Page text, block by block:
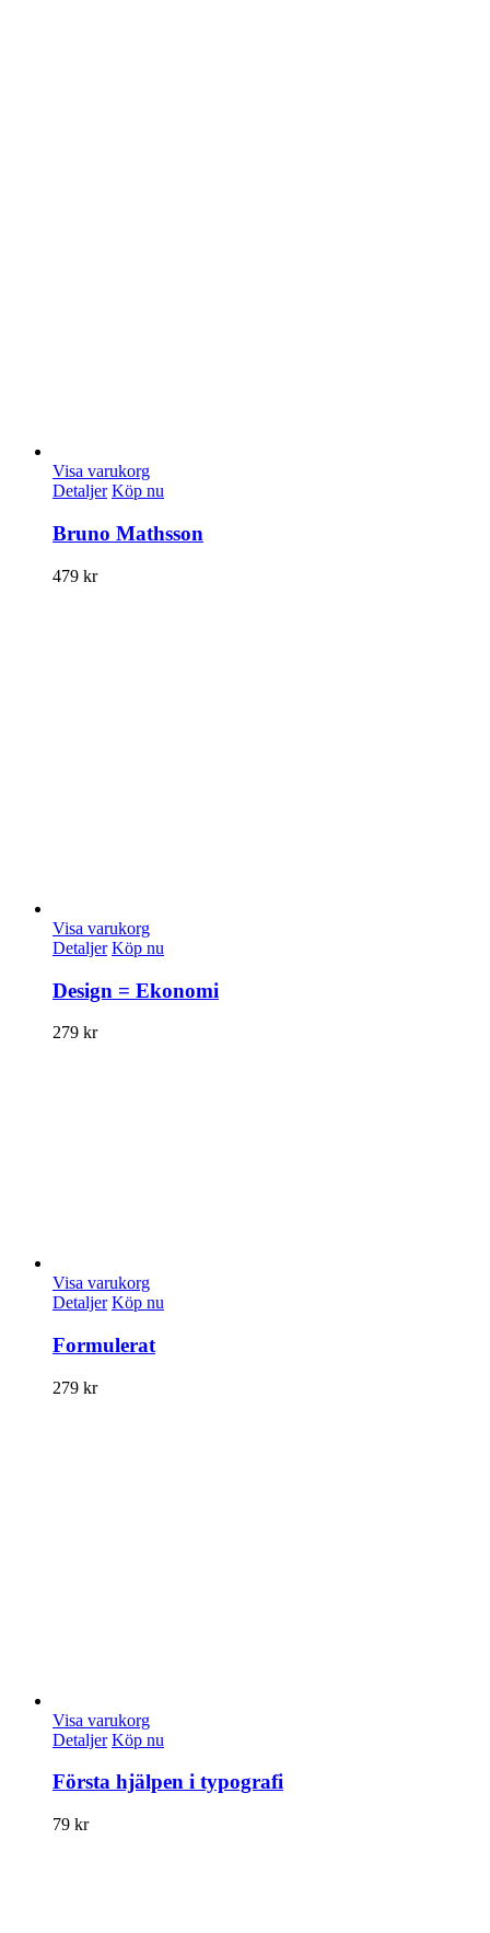
Visa varukorg
Detaljer Köp nu
Bruno Mathsson
479 kr
Visa varukorg
Detaljer Köp nu
Design = Ekonomi
279 kr
Visa varukorg
Detaljer Köp nu
Formulerat
279 kr
Visa varukorg
Detaljer Köp nu
Första hjälpen i typografi
79 kr